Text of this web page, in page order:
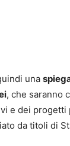
una
, che saranno
e dei progetti
da titoli di